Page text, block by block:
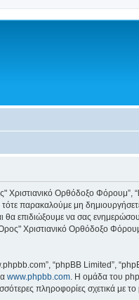
Χριστιανικό Ορθόδοξο Φόρουμ”,
παρακαλούμε μη
θα επιδιώξουμε να σας
Χριστιανικό Ορθόδοξο Φόρουμ”
“phpBB Limited”,
www.phpbb.com. Η ομάδα του
πληροφορίες σχετικά με